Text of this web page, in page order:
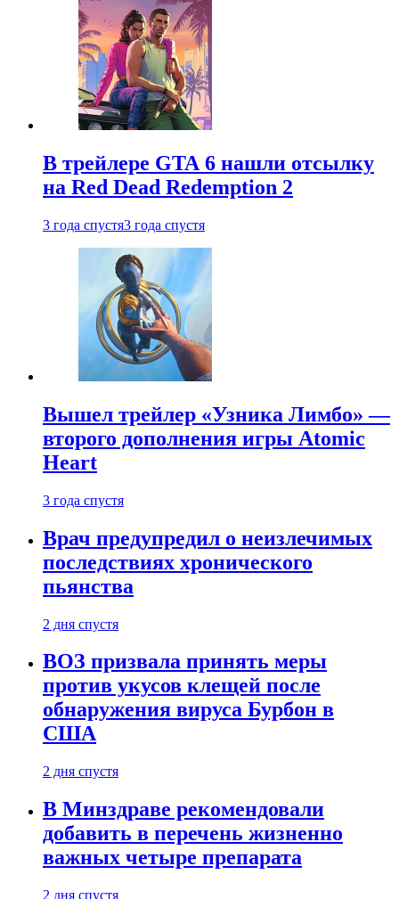
В трейлере GTA 6 нашли отсылку
на Red Dead Redemption 2
3 года спустя3 года спустя
Вышел трейлер «Узника Лимбо» —
второго дополнения игры Atomic
Heart
3 года спустя
Врач предупредил о неизлечимых
последствиях хронического
пьянства
2 дня спустя
ВОЗ призвала принять меры
против укусов клещей после
обнаружения вируса Бурбон в
США
2 дня спустя
В Минздраве рекомендовали
добавить в перечень жизненно
важных четыре препарата
2 дня спустя